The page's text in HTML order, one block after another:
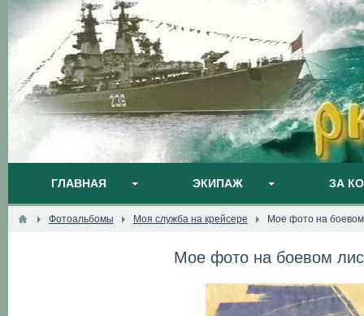
ГЛАВНАЯ ЭКИПАЖ ЗА
Фотоальбомы Моя служба на крейсере Мое фото на боевом
Мое фото на боевом